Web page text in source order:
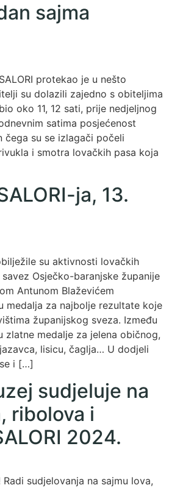
sajma
protekao je u nešto
su dolazili zajedno s obiteljima
oko 11, 12 sati, prije nedjeljnog
satima posjećenost
čega su se izlagači počeli
i smotra lovačkih pasa koja
ja, 13.
su aktivnosti lovačkih
Osječko-baranjske županije
Antunom Blaževićem
medalja za najbolje rezultate koje
županijskog sveza. Između
zlatne medalje za jelena običnog,
lisicu, čaglja… U dodjeli
i […]
sudjeluje na
ribolova i
2024.
sudjelovanja na sajmu lova,